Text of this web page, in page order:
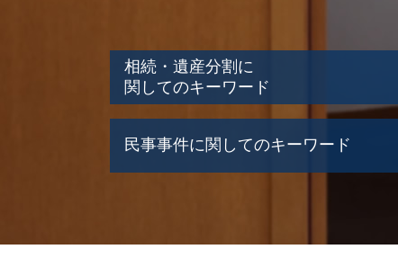
相続・遺産分割に
関してのキーワード
札幌市 相続問題
遺産相続 分配
民事事件に関してのキーワード